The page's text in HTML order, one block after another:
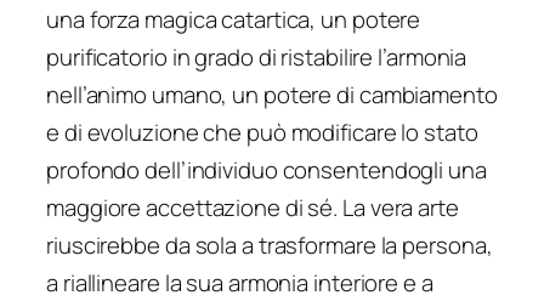
una forza magica catartica, un potere
purificatorio in grado di ristabilire l’armonia
nell’animo umano, un potere di cambiamento
e di evoluzione che può modificare lo stato
profondo dell’individuo consentendogli una
maggiore accettazione di sé. La vera arte
riuscirebbe da sola a trasformare la persona,
a riallineare la sua armonia interiore e a